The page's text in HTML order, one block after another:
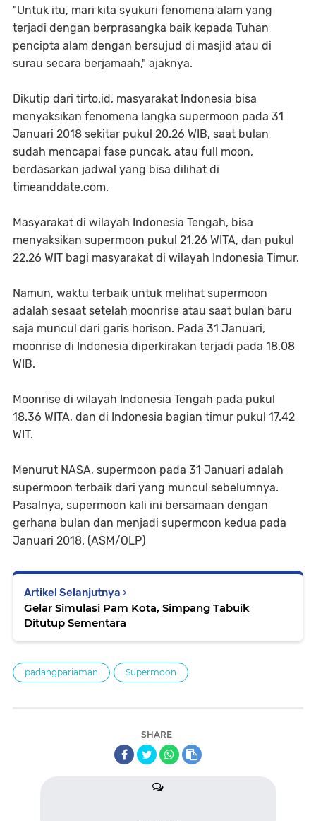
"Untuk itu, mari kita syukuri fenomena alam yang
terjadi dengan berprasangka baik kepada Tuhan
pencipta alam dengan bersujud di masjid atau di
surau secara berjamaah," ajaknya.
Dikutip dari tirto.id, masyarakat Indonesia bisa
menyaksikan fenomena langka supermoon pada 31
Januari 2018 sekitar pukul 20.26 WIB, saat bulan
sudah mencapai fase puncak, atau full moon,
berdasarkan jadwal yang bisa dilihat di
timeanddate.com.
Masyarakat di wilayah Indonesia Tengah, bisa
menyaksikan supermoon pukul 21.26 WITA, dan pukul
22.26 WIT bagi masyarakat di wilayah Indonesia Timur.
Namun, waktu terbaik untuk melihat supermoon
adalah sesaat setelah moonrise atau saat bulan baru
saja muncul dari garis horison. Pada 31 Januari,
moonrise di Indonesia diperkirakan terjadi pada 18.08
WIB.
Moonrise di wilayah Indonesia Tengah pada pukul
18.36 WITA, dan di Indonesia bagian timur pukul 17.42
WIT.
Menurut NASA, supermoon pada 31 Januari adalah
supermoon terbaik dari yang muncul sebelumnya.
Pasalnya, supermoon kali ini bersamaan dengan
gerhana bulan dan menjadi supermoon kedua pada
Januari 2018. (ASM/OLP)
Artikel Selanjutnya
Gelar Simulasi Pam Kota, Simpang Tabuik
Ditutup Sementara
padangpariaman Supermoon
SHARE